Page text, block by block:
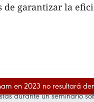
de garantizar la
en 2023 no resultará
durante un seminario